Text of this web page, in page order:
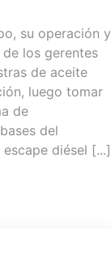
su operación y
los gerentes
de aceite
luego tomar
de
del
diésel [...]